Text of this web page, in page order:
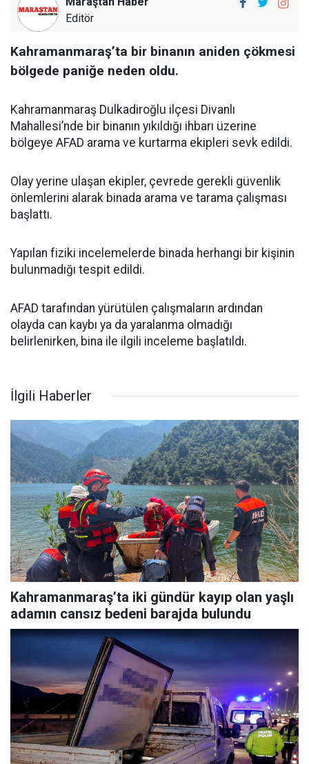
Editör
Kahramanmaraş’ta bir binanın aniden çökmesi
bölgede paniğe neden oldu.
Kahramanmaraş Dulkadiroğlu ilçesi Divanlı
Mahallesi’nde bir binanın yıkıldığı ihbarı üzerine
bölgeye AFAD arama ve kurtarma ekipleri sevk edildi.
Olay yerine ulaşan ekipler, çevrede gerekli güvenlik
önlemlerini alarak binada arama ve tarama çalışması
başlattı.
Yapılan fiziki incelemelerde binada herhangi bir kişinin
bulunmadığı tespit edildi.
AFAD tarafından yürütülen çalışmaların ardından
olayda can kaybı ya da yaralanma olmadığı
belirlenirken, bina ile ilgili inceleme başlatıldı.
İlgili Haberler
Kahramanmaraş’ta iki gündür kayıp olan yaşlı
adamın cansız bedeni barajda bulundu